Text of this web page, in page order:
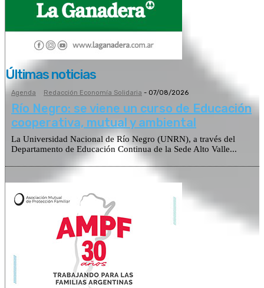
Últimas noticias
Agenda Redacción Economía Solidaria - 07/08/2026
Río Negro: se viene un curso de Educación
cooperativa, mutual y ambiental
La Universidad Nacional de Río Negro (UNRN), a través del
Departamento de Educación Continua de la Sede Alto Valle...